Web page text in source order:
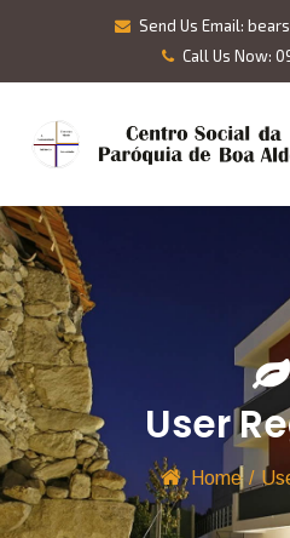
Send Us Email:
Call Us Now:
User
Home /